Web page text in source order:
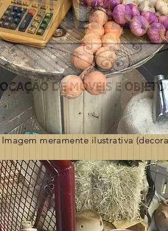
Imagem meramente ilustrativa